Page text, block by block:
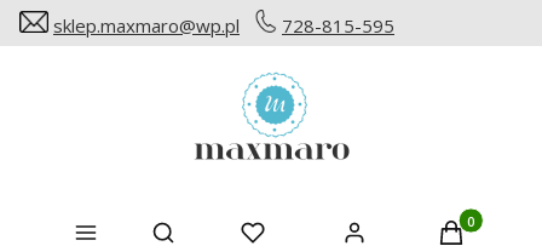
sklep.maxmaro@wp.pl 728-815-595
Otwórz wyszukiwarkę Produkty w